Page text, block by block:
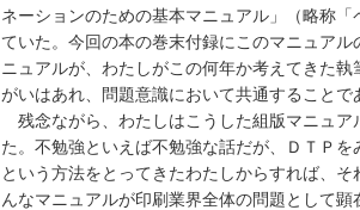
ネーションのための基本マニュアル」（略称
ていた。今回の本の巻末付録にこのマニュア
ニュアルが、わたしがこの何年か考えてきた
がいはあれ、問題意識において共通することで
残念ながら、わたしはこうした組版マニュア
た。不勉強といえば不勉強な話だが、ＤＴＰ
という方法をとってきたわたしからすれば、
んなマニュアルが印刷業界全体の問題として